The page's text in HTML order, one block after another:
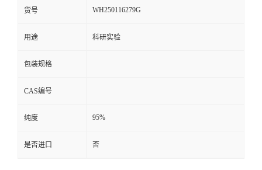
货号 WH250116279G
用途 科研实验
包装规格
CAS编号
纯度 95%
是否进口 否